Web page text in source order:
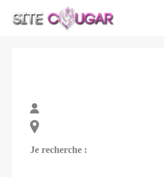
Je recherche :